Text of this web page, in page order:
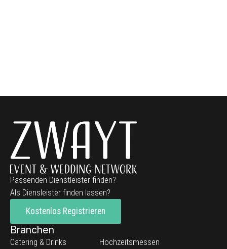
Passenden Dienstleister finden?
Als Diensleister finden lassen?
Kostenlos Registrieren
Branchen
Catering & Drinks Hochzeitsmessen